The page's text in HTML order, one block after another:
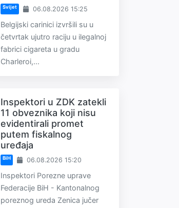
Svijet 06.08.2026 15:25
Belgijski carinici izvršili su u
četvrtak ujutro raciju u ilegalnoj
fabrici cigareta u gradu
Charleroi,...
Inspektori u ZDK zatekli
11 obveznika koji nisu
evidentirali promet
putem fiskalnog
uređaja
BiH 06.08.2026 15:20
Inspektori Porezne uprave
Federacije BiH - Kantonalnog
poreznog ureda Zenica jučer